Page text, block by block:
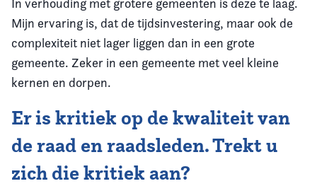
In verhouding met grotere gemeenten is deze te laag.
Mijn ervaring is, dat de tijdsinvestering, maar ook de
complexiteit niet lager liggen dan in een grote
gemeente. Zeker in een gemeente met veel kleine
kernen en dorpen.
Er is kritiek op de kwaliteit van
de raad en raadsleden. Trekt u
zich die kritiek aan?